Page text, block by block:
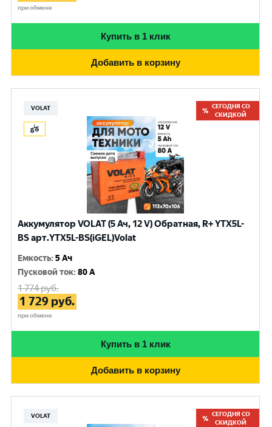
при обмене
Купить в 1 клик
Добавить в корзину
VOLAT
СЕГОДНЯ СО
СКИДКОЙ
Аккумулятор VOLAT (5 Ач, 12 V) Обратная, R+ YTX5L-
BS арт.YTX5L-BS(iGEL)Volat
Емкость:5 Ач
Пусковой ток:80 A
1 774руб.
1 729 руб.
при обмене
Купить в 1 клик
Добавить в корзину
VOLAT
СЕГОДНЯ СО
СКИДКОЙ